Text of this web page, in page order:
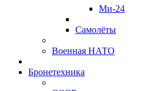
Ми-24
Самолёты
Военная НАТО
Бронетехника